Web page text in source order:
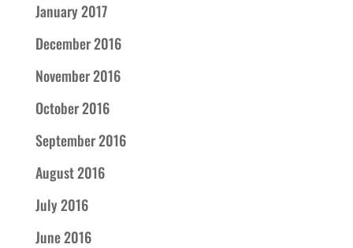
January 2017
December 2016
November 2016
October 2016
September 2016
August 2016
July 2016
June 2016